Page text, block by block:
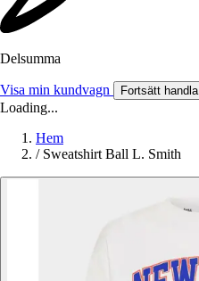
Delsumma
Visa min kundvagn Fortsätt handla
Loading...
Hem
/ Sweatshirt Ball L. Smith